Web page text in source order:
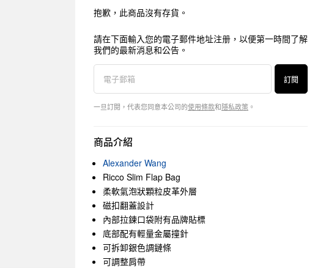
抱歉，此商品沒有存貨。
請在下面輸入您的電子郵件地址注册，以便第一時間了解
我們的最新消息和公告。
訂閱
一旦訂閱，代表您同意本公司的使用條款和隱私政策 。
商品介紹
Alexander Wang
Ricco Slim Flap Bag
柔軟氣泡狀顆粒皮革外層
磁扣翻蓋設計
內部拉鍊口袋附有品牌貼標
底部配有輕量金屬撞針
可拆卸銀色調鏈條
可調整肩帶